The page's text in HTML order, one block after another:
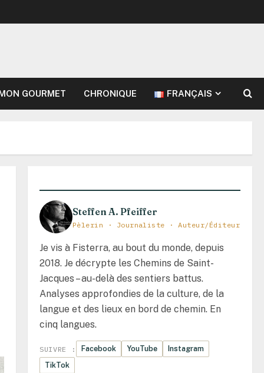
GOURMET CHRONIQUE FRANÇAIS
Steffen A. Pfeiffer
Pèlerin · Journaliste · Auteur/Éditeur
Je vis à Fisterra, au bout du monde, depuis
2018. Je décrypte les Chemins de Saint-
Jacques – au-delà des sentiers battus.
Analyses approfondies de la culture, de la
langue et des lieux en bord de chemin. En
cinq langues.
SUIVRE : Facebook YouTube
Instagram
TikTok